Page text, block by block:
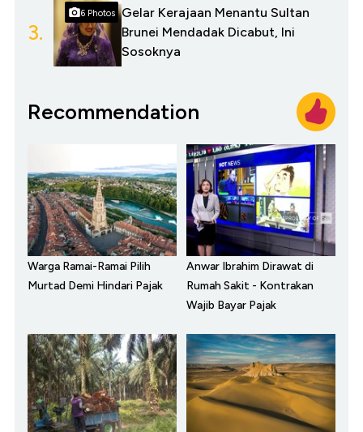
3.
6 Photos
Gelar Kerajaan Menantu Sultan
Brunei Mendadak Dicabut, Ini
Sosoknya
Recommendation
Warga Ramai-Ramai Pilih
Murtad Demi Hindari Pajak
Anwar Ibrahim Dirawat di
Rumah Sakit - Kontrakan
Wajib Bayar Pajak